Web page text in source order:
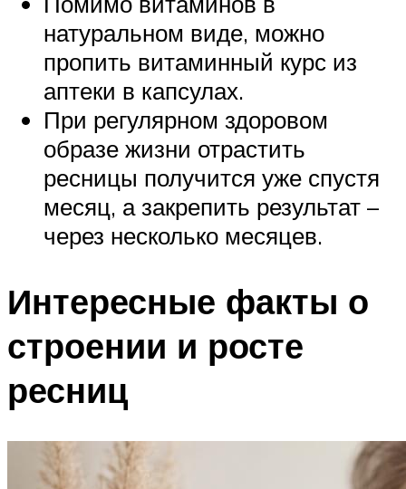
натуральном виде, можно
пропить витаминный курс из
аптеки в капсулах.
При регулярном здоровом
образе жизни отрастить
ресницы получится уже спустя
месяц, а закрепить результат –
через несколько месяцев.
Интересные факты о
строении и росте
ресниц